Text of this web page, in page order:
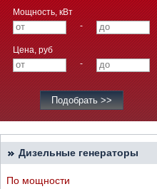
Мощность, кВт
-
Цена, руб
-
Дизельные генераторы
По мощности